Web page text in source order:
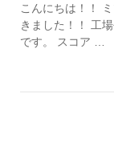
こんにちは！！
きました！！ 工
です。 スコア …